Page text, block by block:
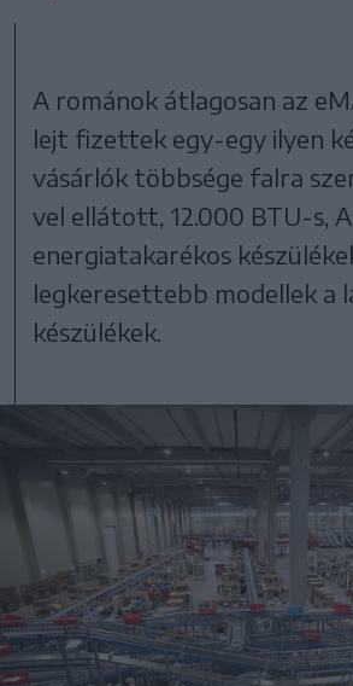
A románok átlagosan az
lejt fizettek egy-egy ilyen
vásárlók többsége falra
vel ellátott, 12.000 BTU-s,
energiatakarékos
legkeresettebb modellek a
készülékek.